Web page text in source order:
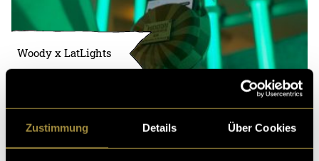
Zustimmung Details Über Cookies
Woody x LatLights